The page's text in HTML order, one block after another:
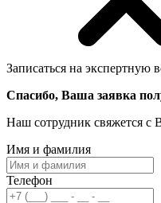
Записаться на экспертную
Спасибо, Ваша заявка
Наш сотрудник свяжется с
Имя и фамилия
Телефон